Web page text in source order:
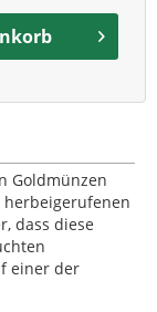
Goldmünzen
dass diese
einer der